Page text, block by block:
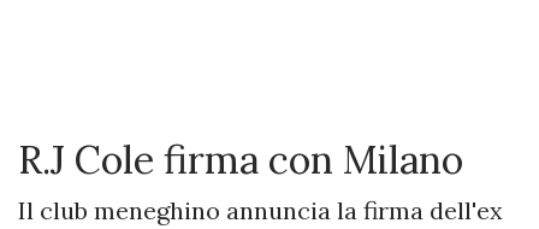
R.J Cole firma con Milano
Il club meneghino annuncia la firma dell'ex